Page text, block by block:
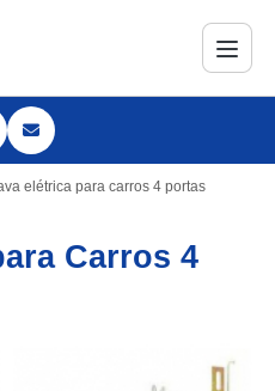
elétrica para carros 4 portas
Carros 4